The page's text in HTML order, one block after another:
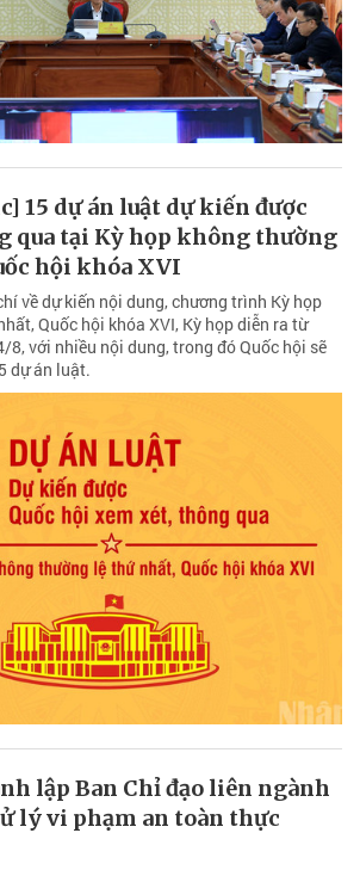
15 dự án luật dự kiến được
qua tại Kỳ họp không thường
hội khóa XVI
về dự kiến nội dung, chương trình Kỳ họp
Quốc hội khóa XVI, Kỳ họp diễn ra từ
8, với nhiều nội dung, trong đó Quốc hội sẽ
dự án luật.
lập Ban Chỉ đạo liên ngành
lý vi phạm an toàn thực